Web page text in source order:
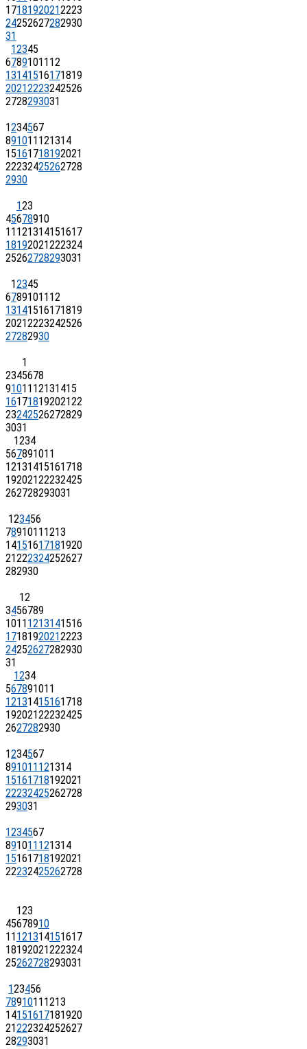
17181920212223
24252627282930
31
12345
67891011 12
13141516171819
20212223242526
2728293031
1234567
891011 121314
15161718192021
22232425262728
2930
123
45678910
11 121314151617
18192021222324
25262728293031
12345
67891011 12
13141516171819
20212223242526
27282930
1
2345678
91011 12131415
16171819202122
23242526272829
3031
1234
567891011
12131415161718
19202122232425
262728293031
123456
7891011 1213
14151617181920
21222324252627
282930
12
3456789
1011 1213141516
17181920212223
24252627282930
31
1234
567891011
12131415161718
19202122232425
2627282930
1234567
891011 121314
15161718192021
22232425262728
293031
1234567
891011 121314
15161718192021
22232425262728
123
45678910
11 121314151617
18192021222324
25262728293031
123456
7891011 1213
14151617181920
21222324252627
28293031